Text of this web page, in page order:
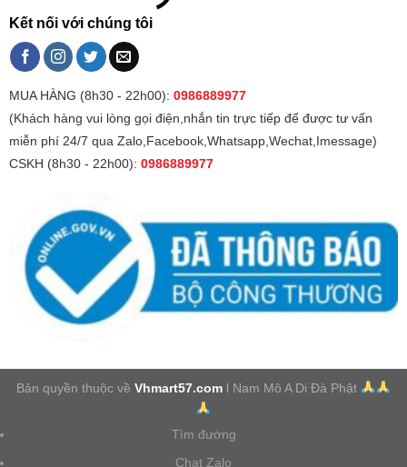
Kết nối với chúng tôi
MUA HÀNG (8h30 - 22h00): 0986889977
(Khách hàng vui lòng gọi điện,nhắn tin trực tiếp để được tư vấn
miễn phí 24/7 qua Zalo,Facebook,Whatsapp,Wechat,Imessage)
CSKH (8h30 - 22h00): 0986889977
Bản quyền thuộc vềVhmart57.com l Nam Mô A Di Đà Phật
Tìm đường
Chat Zalo